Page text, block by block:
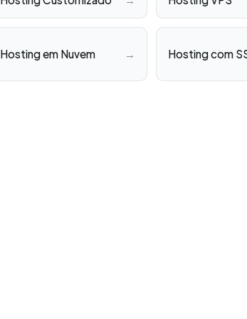
Hosting em Nuvem → Hosting com